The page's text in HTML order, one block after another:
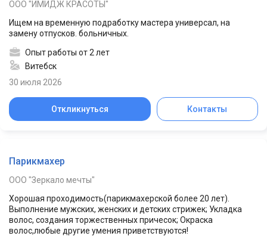
ООО "ИМИДЖ КРАСОТЫ"
Ищем на временную подработку мастера универсал, на
замену отпусков. больничных.
Опыт работы от 2 лет
Витебск
30 июля 2026
Откликнуться Контакты
Парикмахер
ООО "Зеркало мечты"
Хорошая проходимость(парикмахерской более 20 лет).
Выполнение мужских, женских и детских стрижек; Укладка
волос, создания торжественных причесок; Окраска
волос,любые другие умения приветствуются!